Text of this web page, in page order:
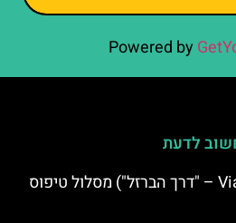
Powered by
לדעת
ויה פראטה (Via Ferrata – "דרך הברזל") מסלול טיפוס